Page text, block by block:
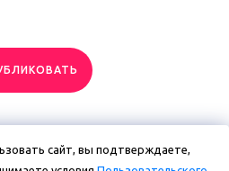
сайт, вы подтверждаете,